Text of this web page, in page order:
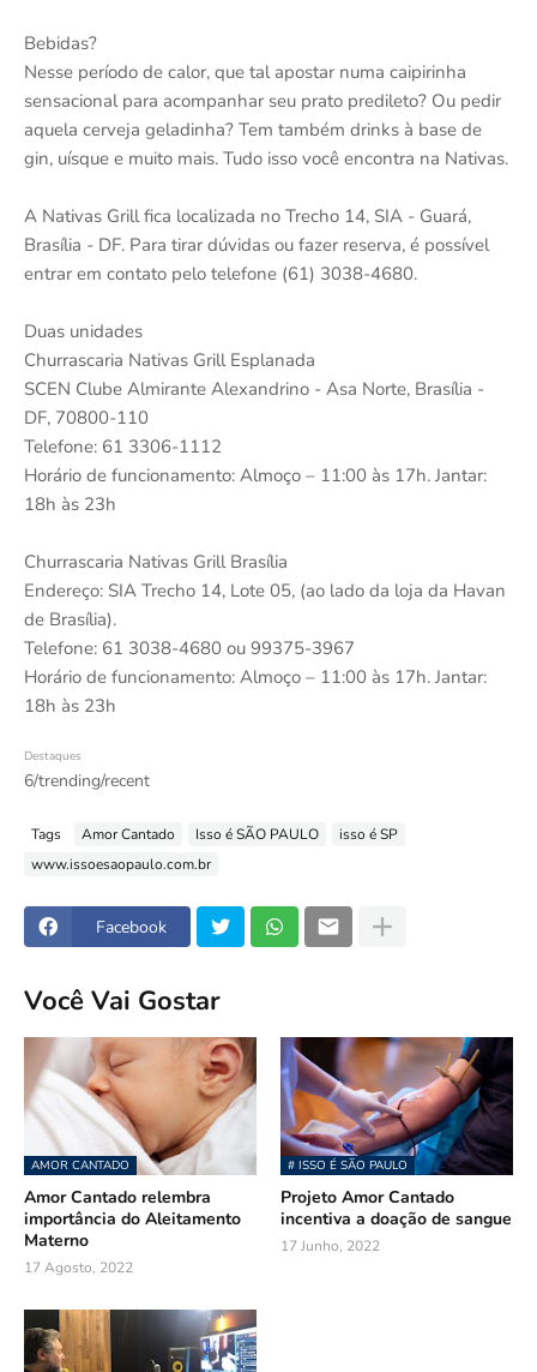
Bebidas?
Nesse período de calor, que tal apostar numa caipirinha
sensacional para acompanhar seu prato predileto? Ou pedir
aquela cerveja geladinha? Tem também drinks à base de
gin, uísque e muito mais. Tudo isso você encontra na Nativas.
A Nativas Grill fica localizada no Trecho 14, SIA - Guará,
Brasília - DF. Para tirar dúvidas ou fazer reserva, é possível
entrar em contato pelo telefone (61) 3038-4680.
Duas unidades
Churrascaria Nativas Grill Esplanada
SCEN Clube Almirante Alexandrino - Asa Norte, Brasília -
DF, 70800-110
Telefone: 61 3306-1112
Horário de funcionamento: Almoço – 11:00 às 17h. Jantar:
18h às 23h
Churrascaria Nativas Grill Brasília
Endereço: SIA Trecho 14, Lote 05, (ao lado da loja da Havan
de Brasília).
Telefone: 61 3038-4680 ou 99375-3967
Horário de funcionamento: Almoço – 11:00 às 17h. Jantar:
18h às 23h
Destaques
6/trending/recent
Tags Amor Cantado Isso é SÃO PAULO
isso é SP
www.issoesaopaulo.com.br
Facebook
Você Vai Gostar
AMOR CANTADO
Amor Cantado relembra
importância do Aleitamento
Materno
17 Agosto, 2022
# ISSO É SÃO PAULO
Projeto Amor Cantado
incentiva a doação de sangue
17 Junho, 2022